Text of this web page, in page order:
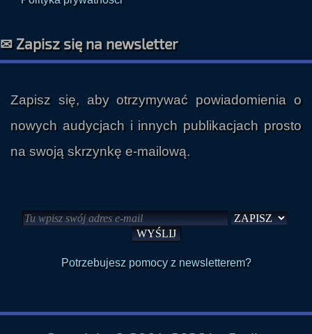
nowych audycjach i innych publikacjach prosto
na swoją skrzynkę e-mailową.
Potrzebujesz pomocy z newsletterem?
Copyright © 2004-2026 by Radio